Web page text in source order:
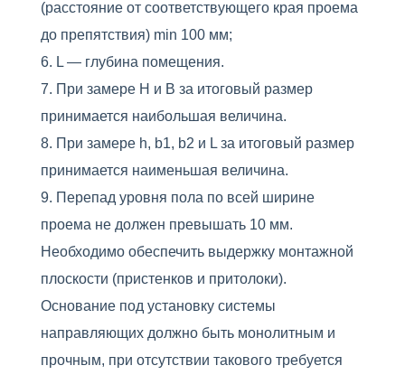
(расстояние от соответствующего края проема
до препятствия) min 100 мм;
L — глубина помещения.
При замере Н и В за итоговый размер
принимается наибольшая величина.
При замере h, b1, b2 и L за итоговый размер
принимается наименьшая величина.
Перепад уровня пола по всей ширине
проема не должен превышать 10 мм.
Необходимо обеспечить выдержку монтажной
плоскости (пристенков и притолоки).
Основание под установку системы
направляющих должно быть монолитным и
прочным, при отсутствии такового требуется